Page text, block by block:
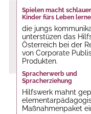
Spielen macht
Kinder fürs Leben
die jungs
unterstüzen das
Österreich bei der
von Corporate
Produkten.
Spracherwerb und
Spracherziehung
Hilfswerk mahnt
Maßnahmenpaket